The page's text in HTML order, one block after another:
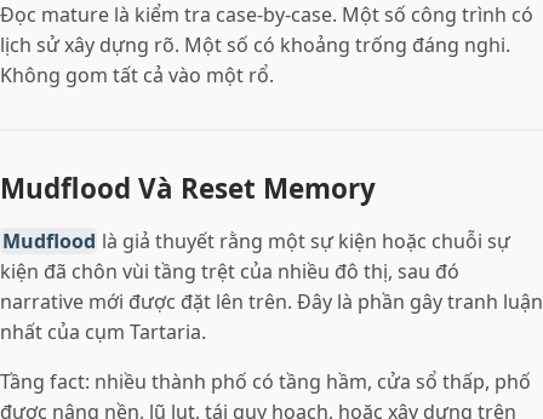
Đọc mature là kiểm tra case-by-case. Một số công trình có
lịch sử xây dựng rõ. Một số có khoảng trống đáng nghi.
Không gom tất cả vào một rổ.
Mudflood Và Reset Memory
Mudflood là giả thuyết rằng một sự kiện hoặc chuỗi sự
kiện đã chôn vùi tầng trệt của nhiều đô thị, sau đó
narrative mới được đặt lên trên. Đây là phần gây tranh luận
nhất của cụm Tartaria.
Tầng fact: nhiều thành phố có tầng hầm, cửa sổ thấp, phố
được nâng nền, lũ lụt, tái quy hoạch, hoặc xây dựng trên